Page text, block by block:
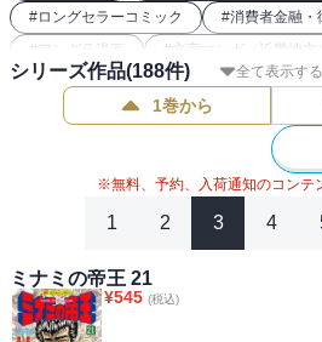
#ロングセラーコミック #消費者金融・
# アングラ漫画 # 方言マンガ（近畿地方）
#方言マンガ（大阪弁） #2019年ドラ
全て表示する
シリーズ作品(188件)
1巻から
※無料、予約、入荷通知のコンテ
1 2 3 4
ミナミの帝王 21
¥545 (税込)